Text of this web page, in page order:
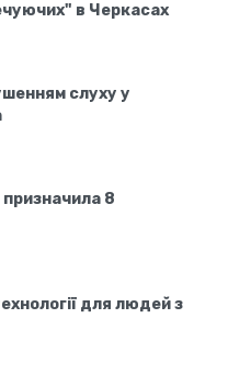
в Черкасах
слуху у
8
для людей з